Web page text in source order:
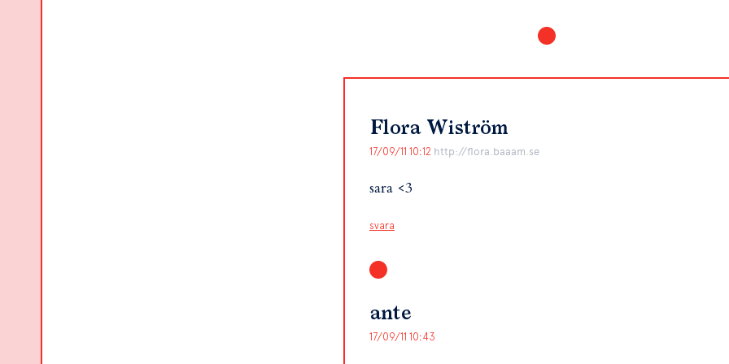
Flora Wiström
17/09/11 10:12 http://flora.baaam.se
sara <3
svara
ante
17/09/11 10:43